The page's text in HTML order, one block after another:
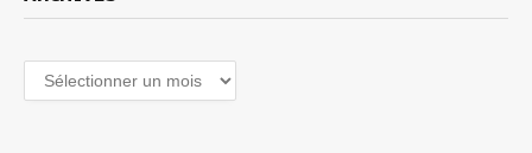
Archives